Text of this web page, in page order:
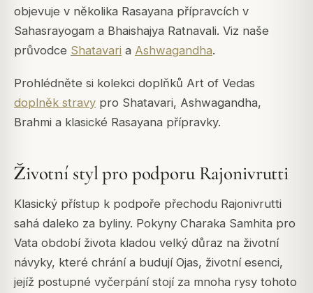
objevuje v několika Rasayana přípravcích v
Sahasrayogam a Bhaishajya Ratnavali. Viz naše
průvodce Shatavari a Ashwagandha.
Prohlédněte si kolekci doplňků Art of Vedas
doplněk stravy pro Shatavari, Ashwagandha,
Brahmi a klasické Rasayana přípravky.
Životní styl pro podporu Rajonivrutti
Klasický přístup k podpoře přechodu Rajonivrutti
sahá daleko za byliny. Pokyny Charaka Samhita pro
Vata období života kladou velký důraz na životní
návyky, které chrání a budují Ojas, životní esenci,
jejíž postupné vyčerpání stojí za mnoha rysy tohoto